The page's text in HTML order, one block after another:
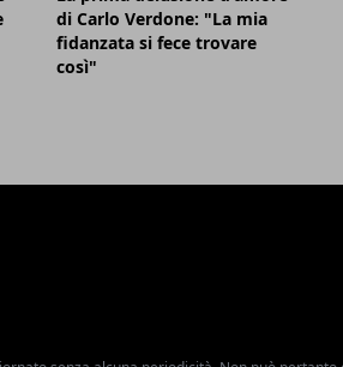
di Carlo Verdone: "La mia
fidanzata si fece trovare
così"